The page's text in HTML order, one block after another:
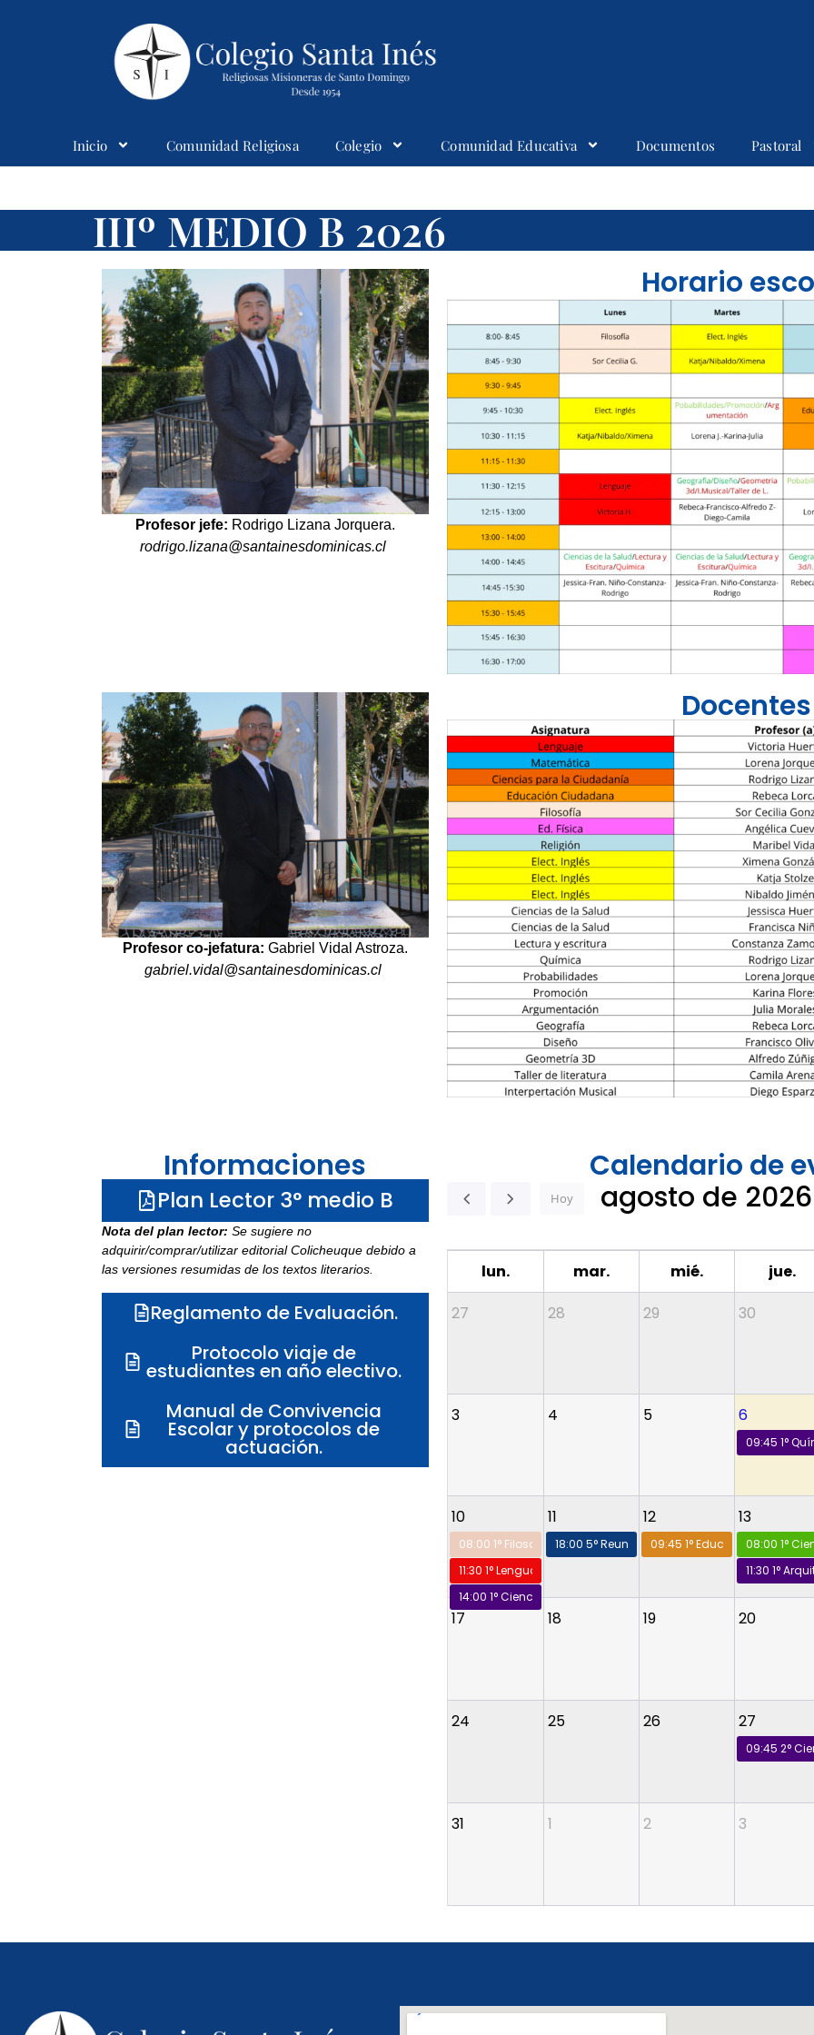
Inicio Comunidad Religiosa Colegio Comunidad Educativa Documentos Pastoral
IIIº MEDIO B 2026
Profesor jefe: Rodrigo Lizana Jorquera.
rodrigo.lizana@santainesdominicas.cl
Horario
Profesor co-jefatura: Gabriel Vidal Astroza.
gabriel.vidal@santainesdominicas.cl
Informaciones
Plan Lector 3° medio B
Nota del plan lector: Se sugiere no
adquirir/comprar/utilizar editorial Colicheuque debido a
las versiones resumidas de los textos literarios.
Reglamento de Evaluación.
Protocolo viaje de
estudiantes en año electivo.
Manual de Convivencia
Escolar y protocolos de
actuación.
Calendario de
Hoy agosto de 2026
lun. mar. mié.
jue.
27
28 29 30
3 4 5 6
09:45 1°
10
08:00 1° Filosofía
11:30 1° Lenguaje
14:00 1° Ciencias de la Salud
11
18:00 5° Reunión de apoderados
12
09:45 1° Educación
13
08:00 1°
11:30 1°
17 18 19 20
24 25 26 27
09:45 2°
31 1 2 3